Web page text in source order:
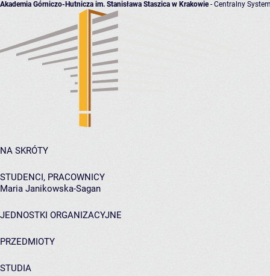
Akademia Górniczo-Hutnicza im. Stanisława Staszica w Krakowie- Centralny
NA SKRÓTY
STUDENCI, PRACOWNICY
Maria Janikowska-Sagan
JEDNOSTKI ORGANIZACYJNE
PRZEDMIOTY
STUDIA